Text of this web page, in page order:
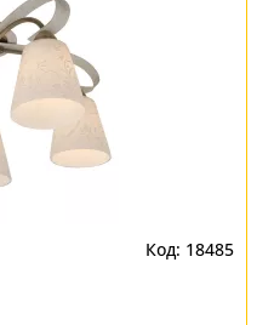
18485